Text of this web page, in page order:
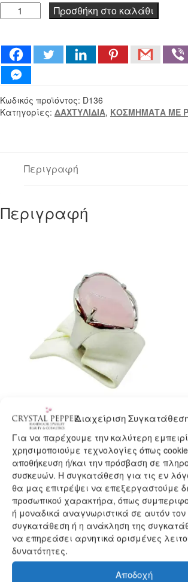
Διαχείριση
Για να παρέχουμε την καλύτερη
χρησιμοποιούμε τεχνολογίες όπως
αποθήκευση ή/και την πρόσβαση σε
συσκευών. Η συγκατάθεση για τις εν
θα μας επιτρέψει να επεξεργαστούμε
προσωπικού χαρακτήρα, όπως
ή μοναδικά αναγνωριστικά σε αυτόν τον
συγκατάθεση ή η ανάκληση της
να επηρεάσει αρνητικά ορισμένες
δυνατότητες.
Αποδοχή
ΔΑΧΤΥΛΙΔΙ
ΡΟΖ
ΣΤΑΓΟΝΑ
(D136)
ποσότητα
Προσθήκη στο καλάθι
Κωδικός προϊόντος: D136
Κατηγορίες: ΔΑΧΤΥΛΙΔΙΑ, ΚΟΣΜΗΜΑΤΑ ΜΕ
Περιγραφή
Περιγραφή
ΔΑΧΤΥΛΙΔΙ ΡΟΖ
ΣΤΑΓΟΝΑ (D136)
ΔΑΧΤΥΛΙΔΙ ΡΟΖ ΧΑΛΑΖΙΑΣ ΣΤΑΓΟΝΑ
Χαλαζια 20 mm σε Σχημα Σταγονας
Μεταλλικο Δεσιμο. Το μεγεθος του
προσαρμοζεται σε καθε δαχτυλο
Ροζ Χαλαζιας–Η απαλή Αγάπη
Ο ροζ χαλαζίας είναι η βασική πέτρα
καρδιάς. Εκπέμπει αγάπη και ηρεμία.